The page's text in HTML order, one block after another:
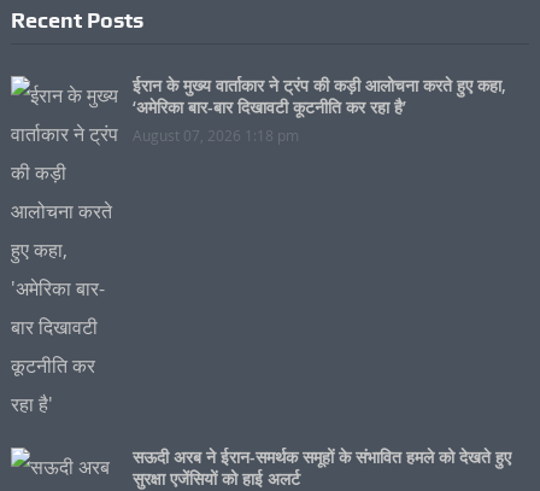
Recent Posts
ईरान के मुख्य वार्ताकार ने ट्रंप की कड़ी आलोचना करते हुए कहा,
‘अमेरिका बार-बार दिखावटी कूटनीति कर रहा है’
August 07, 2026 1:18 pm
सऊदी अरब ने ईरान-समर्थक समूहों के संभावित हमले को देखते हुए
सुरक्षा एजेंसियों को हाई अलर्ट